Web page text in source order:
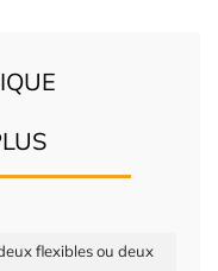
flexibles ou deux